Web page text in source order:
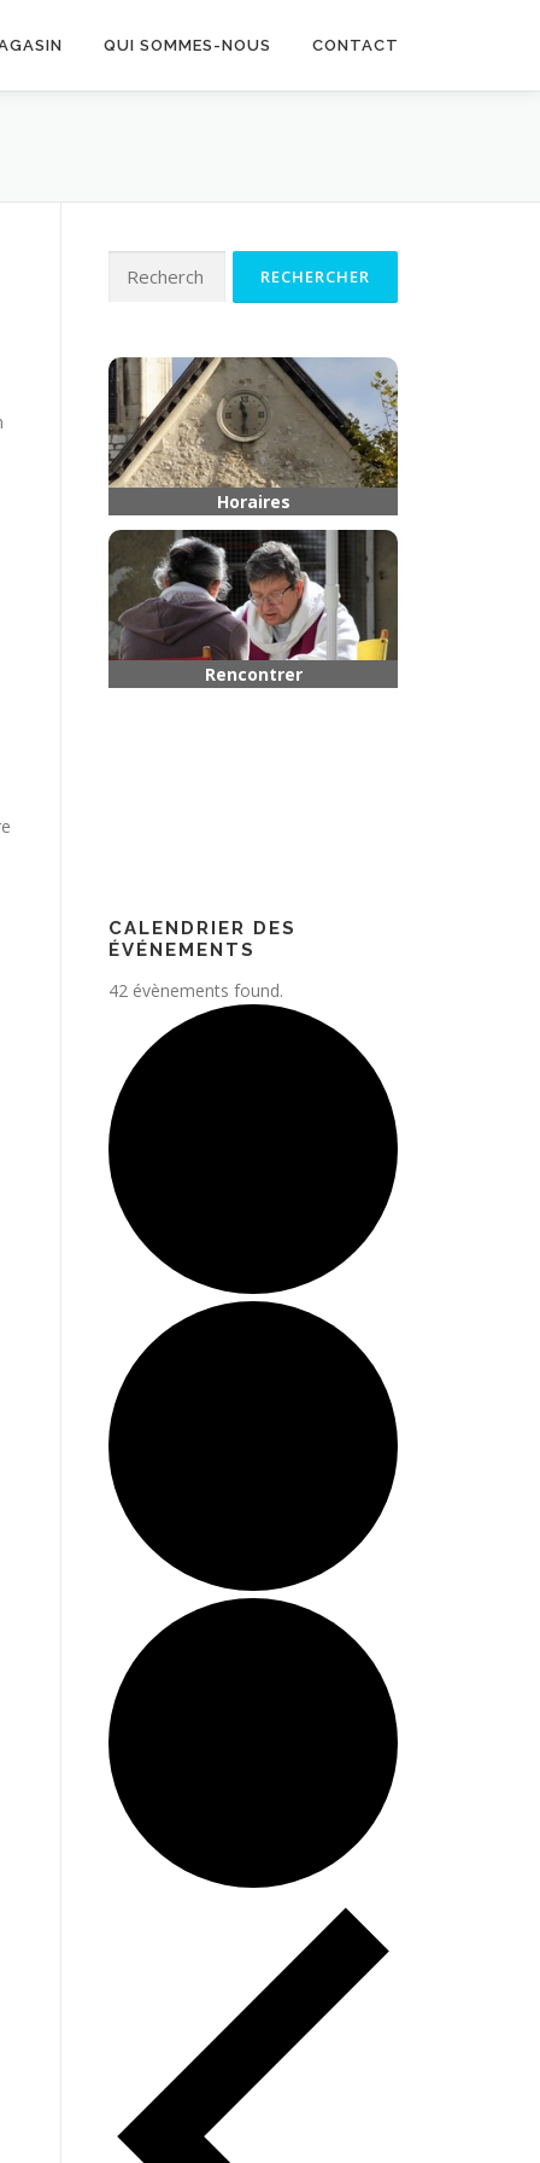
QUI SOMMES-NOUS CONTACT
Rechercher :
Horaires
CALENDRIER DES
ÉVÉNEMENTS
42 évènements found.